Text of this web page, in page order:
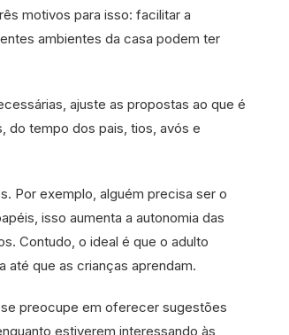
motivos para isso: facilitar a
ambientes da casa podem ter
ajuste as propostas ao que é
do tempo dos pais, tios, avós e
Por exemplo, alguém precisa ser o
isso aumenta a autonomia das
Contudo, o ideal é que o adulto
que as crianças aprendam.
preocupe em oferecer sugestões
estiverem interessando às